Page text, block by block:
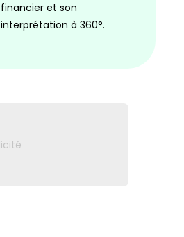
financier et son
interprétation à 360°.